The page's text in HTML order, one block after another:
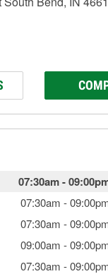
07:30am-
07:30am -
07:30am -
09:00am -
07:30am -